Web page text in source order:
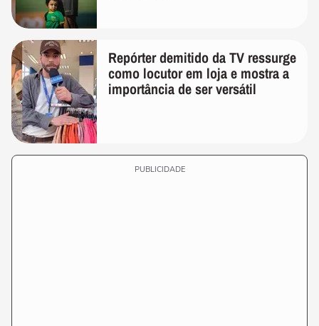
Repórter demitido da TV ressurge
como locutor em loja e mostra a
importância de ser versátil
PUBLICIDADE